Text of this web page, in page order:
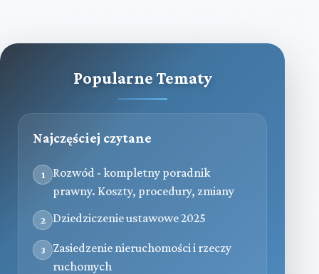
Popularne Tematy
Najczęściej czytane
1
Rozwód - kompletny poradnik
prawny. Koszty, procedury, zmiany
2 Dziedziczenie ustawowe 2025
3
Zasiedzenie nieruchomości i rzeczy
ruchomych